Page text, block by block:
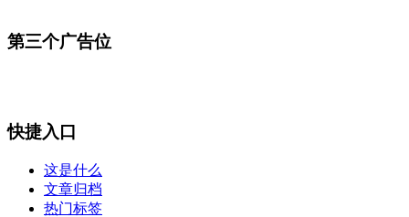
第三个广告位
快捷入口
这是什么
文章归档
热门标签